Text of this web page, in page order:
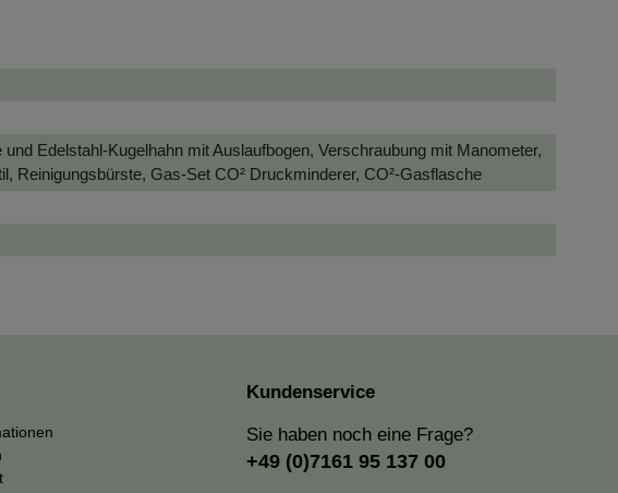
Edelstahl-Kugelhahn mit Auslaufbogen, Verschraubung mit Manometer,
Reinigungsbürste, Gas-Set CO² Druckminderer, CO²-Gasflasche
Kundenservice
Sie haben noch eine Frage?
+49 (0)7161 95 137 00